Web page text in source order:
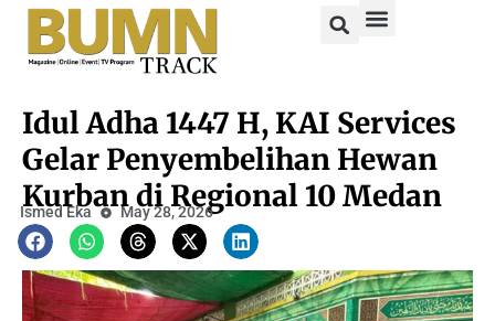
Idul Adha 1447 H, KAI Services
Gelar Penyembelihan Hewan
Kurban di Regional 10 Medan
Ismed Eka May 28, 2026